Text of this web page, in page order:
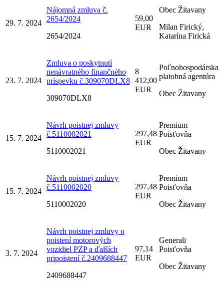
29. 7. 2024
Nájomná zmluva č.
2654/2024
2654/2024
59,00
EUR
Obec Žitavany
Milan Firický,
Katarína Firická
23. 7. 2024
Zmluva o poskytnutí
nenávratného finančného
príspevku č.309070DLX8
309070DLX8
8
412,00
EUR
Poľnohospodárska
platobná agentúra
Obec Žitavany
15. 7. 2024
Návrh poistnej zmluvy
č.5110002021
5110002021
297,48
EUR
Premium
Poisťovňa
Obec Žitavany
15. 7. 2024
Návrh poistnej zmluvy
č.5110002020
5110002020
297,48
EUR
Premium
Poisťovňa
Obec Žitavany
3. 7. 2024
Návrh poistnej zmluvy o
poistení motorových
vozidiel PZP a ďalších
pripoistení č.2409688447
2409688447
97,14
EUR
Generali
Poisťovňa
Obec Žitavany